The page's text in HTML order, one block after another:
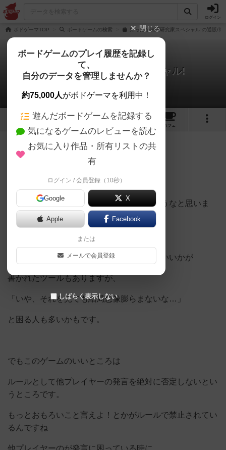
ログイン
ボドゲーマTOP ボードゲームの検索 知ったか映画研究家スペシャル!の通販/商
知ったか映画研究家スペシャル!
hisatschuessさんのレビュー
4 14
カフェ
166名 0名 0 約9年前
大喜利系のゲームです。
好き嫌い、得意苦手はっきり分かれるだろうなと思いま
お助けカードでどういったことを話したらいいかが
書かれたツールもありますが、
「いや、それを見ても結局想像膨らまないな…」
と困る人も多いかもです。
でもこのゲームのいいところは
ルールとして他プレイヤーの発言を絶対に否定しないとい
うところです。
もっとおもろいこと言えよ！とかがルールで禁止されてい
るんですね
他プレイヤーのが発言に困っている時に
閉じる
ボードゲームのプレイ履歴を記録し
て、
自分のデータを管理しませんか？
約75,000人がボドゲーマを利用中！
遊んだボードゲームを記録する
気になるゲームのレビューを読む
お気に入り作品・所有リストの共
有
ログイン / 会員登録（10秒）
Google X
Apple Facebook
または
メールで会員登録
しばらく表示しない